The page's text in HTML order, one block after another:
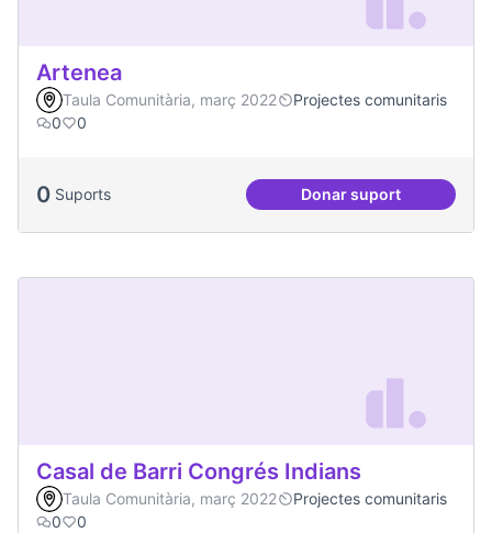
Artenea
Taula Comunitària, març 2022
Projectes comunitaris
0
0
0 Suports Donar suport
Artenea
Casal de Barri Congrés Indians
Taula Comunitària, març 2022
Projectes comunitaris
0
0